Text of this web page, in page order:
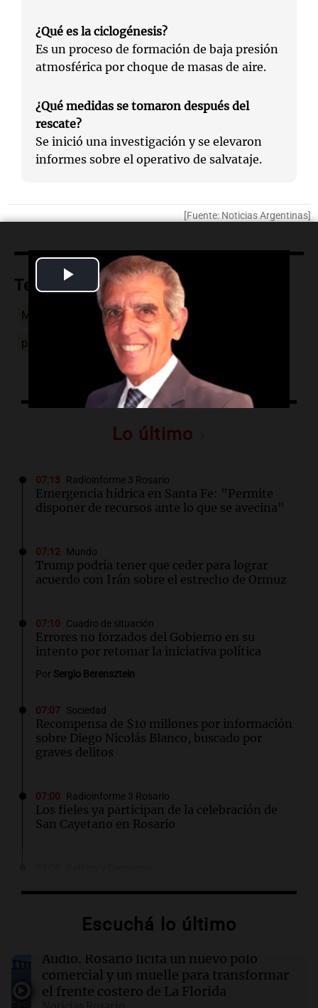
Play
Video
¿Qué es la ciclogénesis?
Es un proceso de formación de baja presión
atmosférica por choque de masas de aire.
¿Qué medidas se tomaron después del
rescate?
Se inició una investigación y se elevaron
informes sobre el operativo de salvataje.
[Fuente: Noticias Argentinas]
Temas
Mar del Plata rescate ciclogénesis
parawing
Lo último
07:13 Radioinforme 3 Rosario
Emergencia hídrica en Santa Fe: "Permite
disponer de recursos ante lo que se avecina"
07:12 Mundo
Trump podría tener que ceder para lograr
acuerdo con Irán sobre el estrecho de Ormuz
07:10 Cuadro de situación
Errores no forzados del Gobierno en su
intento por retomar la iniciativa política
Por Sergio Berensztein
07:07 Sociedad
Recompensa de $10 millones por información
sobre Diego Nicolás Blanco, buscado por
graves delitos
07:00 Radioinforme 3 Rosario
Los fieles ya participan de la celebración de
San Cayetano en Rosario
viernes 7 de agosto
Doble convicto con empleo estatal: la SENAF
asegura que se enteró por los medios
Escuchá lo último
Audio. Rosario licita un nuevo polo
comercial y un muelle para transformar
el frente costero de La Florida